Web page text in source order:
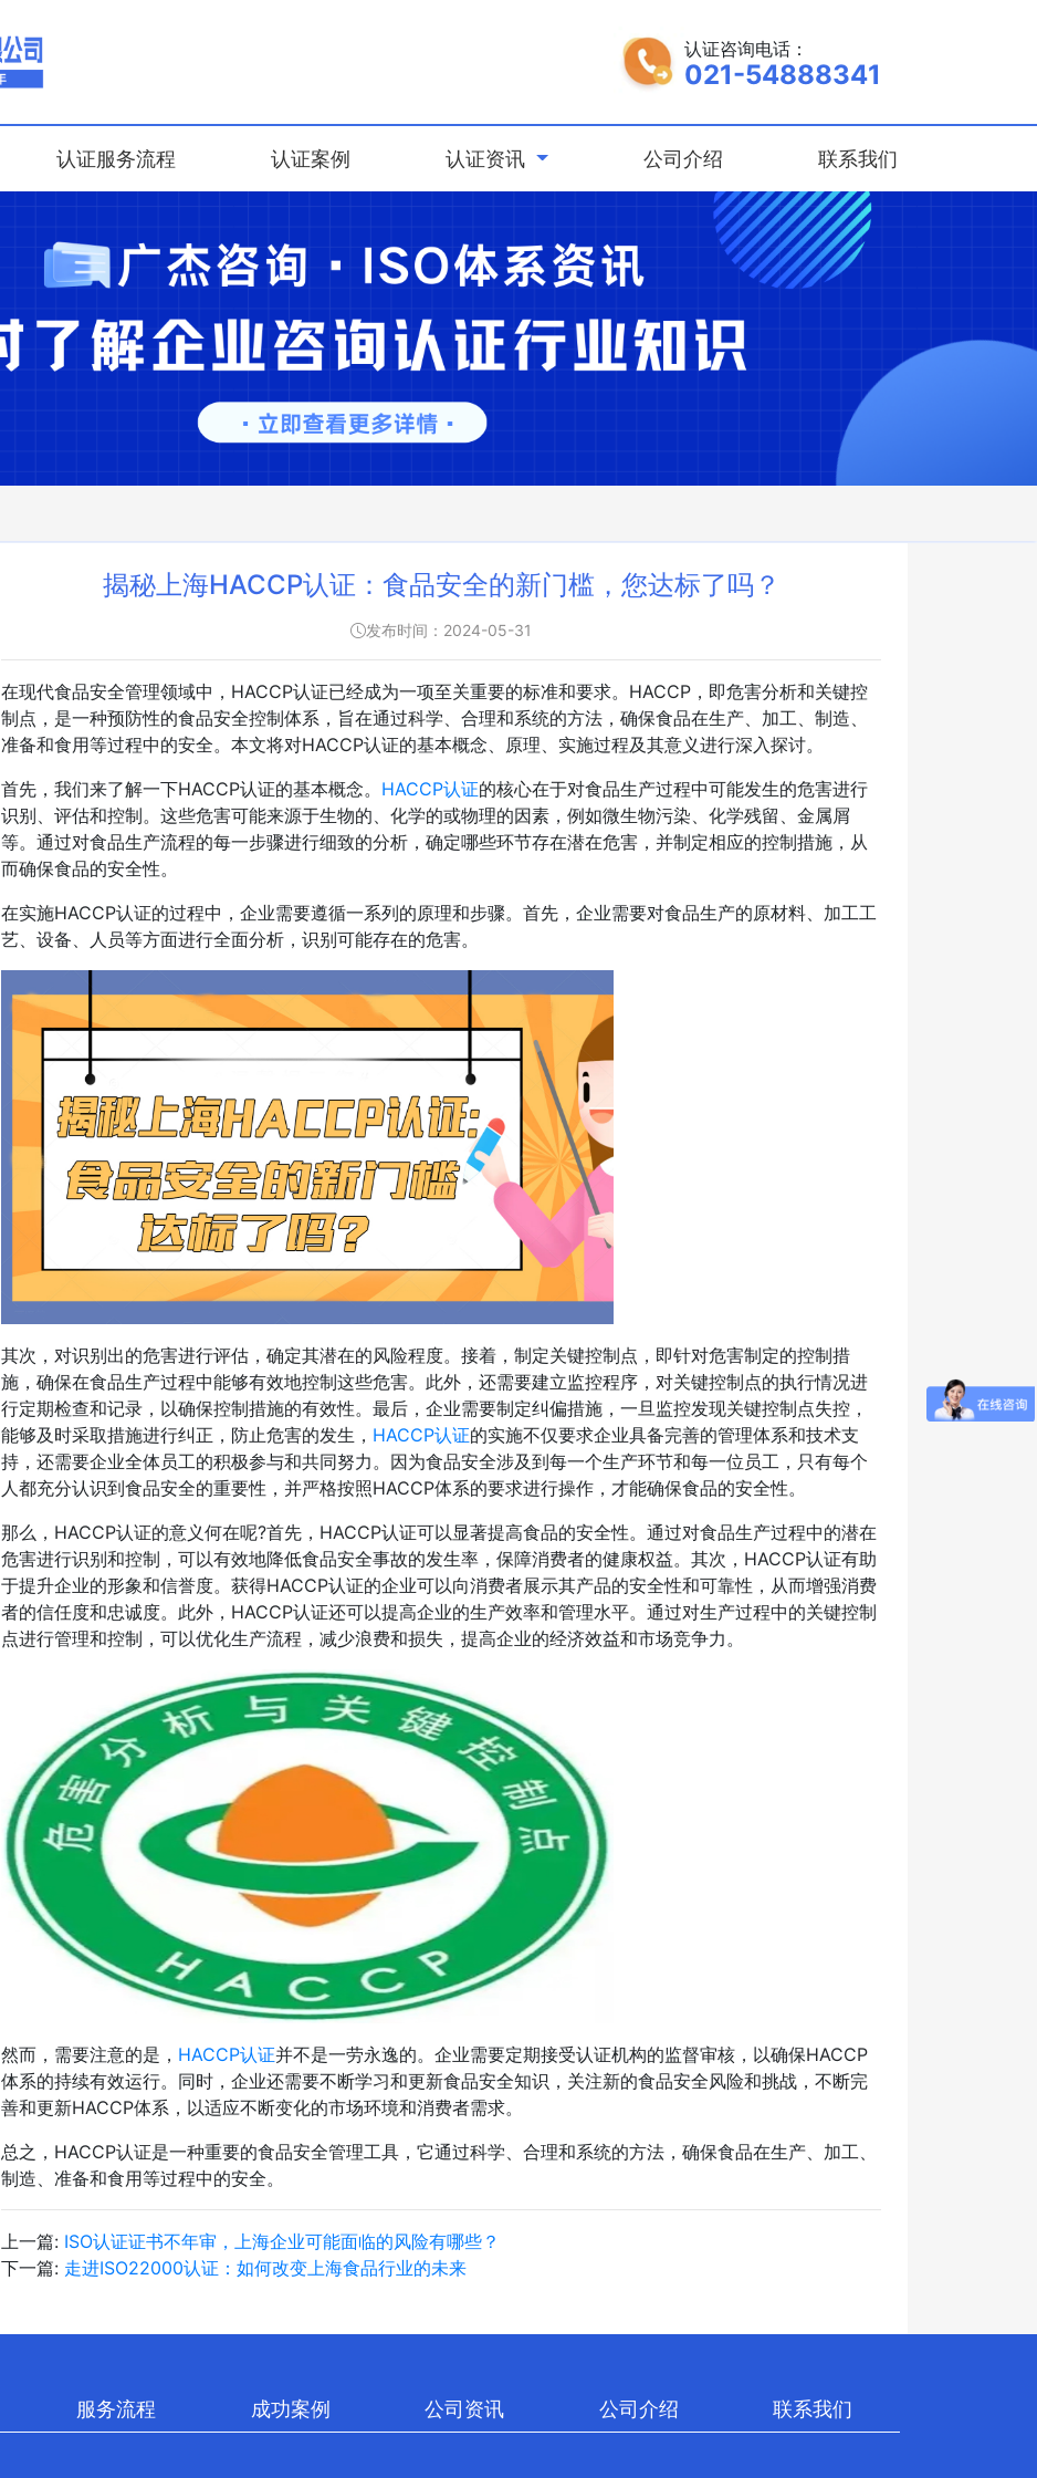
认证咨询电话：
021-54888341
认证服务流程 认证案例 认证资讯 公司介绍 联系我们
揭秘上海HACCP认证：食品安全的新门槛，您达标了吗？
发布时间：2024-05-31
在现代食品安全管理领域中，HACCP认证已经成为一项至关重要的标准和要求。HACCP，即危害分析和关键控
制点，是一种预防性的食品安全控制体系，旨在通过科学、合理和系统的方法，确保食品在生产、加工、制造、
准备和食用等过程中的安全。本文将对HACCP认证的基本概念、原理、实施过程及其意义进行深入探讨。
首先，我们来了解一下HACCP认证的基本概念。 HACCP认证的核心在于对食品生产过程中可能发生的危害进行
识别、评估和控制。这些危害可能来源于生物的、化学的或物理的因素，例如微生物污染、化学残留、金属屑
等。通过对食品生产流程的每一步骤进行细致的分析，确定哪些环节存在潜在危害，并制定相应的控制措施，从
而确保食品的安全性。
在实施HACCP认证的过程中，企业需要遵循一系列的原理和步骤。首先，企业需要对食品生产的原材料、加工工
艺、设备、人员等方面进行全面分析，识别可能存在的危害。
其次，对识别出的危害进行评估，确定其潜在的风险程度。接着，制定关键控制点，即针对危害制定的控制措
施，确保在食品生产过程中能够有效地控制这些危害。此外，还需要建立监控程序，对关键控制点的执行情况进
行定期检查和记录，以确保控制措施的有效性。最后，企业需要制定纠偏措施，一旦监控发现关键控制点失控，
能够及时采取措施进行纠正，防止危害的发生， HACCP认证的实施不仅要求企业具备完善的管理体系和技术支
持，还需要企业全体员工的积极参与和共同努力。因为食品安全涉及到每一个生产环节和每一位员工，只有每个
人都充分认识到食品安全的重要性，并严格按照HACCP体系的要求进行操作，才能确保食品的安全性。
那么，HACCP认证的意义何在呢?首先，HACCP认证可以显著提高食品的安全性。通过对食品生产过程中的潜在
危害进行识别和控制，可以有效地降低食品安全事故的发生率，保障消费者的健康权益。其次，HACCP认证有助
于提升企业的形象和信誉度。获得HACCP认证的企业可以向消费者展示其产品的安全性和可靠性，从而增强消费
者的信任度和忠诚度。此外，HACCP认证还可以提高企业的生产效率和管理水平。通过对生产过程中的关键控制
点进行管理和控制，可以优化生产流程，减少浪费和损失，提高企业的经济效益和市场竞争力。
然而，需要注意的是， HACCP认证并不是一劳永逸的。企业需要定期接受认证机构的监督审核，以确保HACCP
体系的持续有效运行。同时，企业还需要不断学习和更新食品安全知识，关注新的食品安全风险和挑战，不断完
善和更新HACCP体系，以适应不断变化的市场环境和消费者需求。
总之，HACCP认证是一种重要的食品安全管理工具，它通过科学、合理和系统的方法，确保食品在生产、加工、
制造、准备和食用等过程中的安全。
上一篇: ISO认证证书不年审，上海企业可能面临的风险有哪些？
下一篇: ​走进ISO22000认证：如何改变上海食品行业的未来
服务流程 成功案例 公司资讯 公司介绍 联系我们